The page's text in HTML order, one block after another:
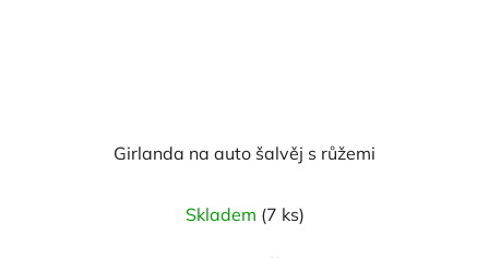
Girlanda na auto šalvěj s růžemi
Skladem (7 ks)